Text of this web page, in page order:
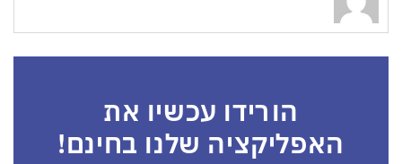
הורידו עכשיו את
האפליקציה שלנו בחינם!